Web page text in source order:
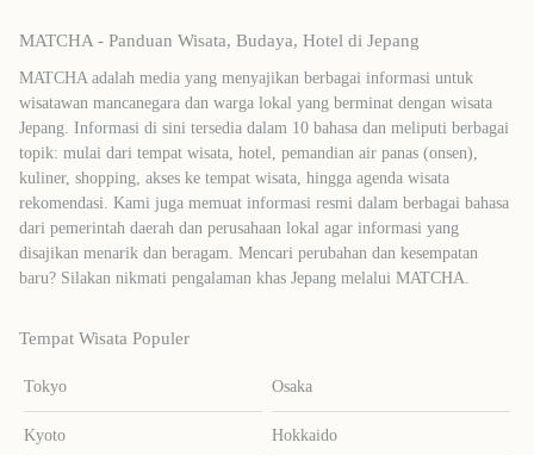
MATCHA - Panduan Wisata, Budaya, Hotel di Jepang
MATCHA adalah media yang menyajikan berbagai informasi untuk
wisatawan mancanegara dan warga lokal yang berminat dengan wisata
Jepang. Informasi di sini tersedia dalam 10 bahasa dan meliputi berbagai
topik: mulai dari tempat wisata, hotel, pemandian air panas (onsen),
kuliner, shopping, akses ke tempat wisata, hingga agenda wisata
rekomendasi. Kami juga memuat informasi resmi dalam berbagai bahasa
dari pemerintah daerah dan perusahaan lokal agar informasi yang
disajikan menarik dan beragam. Mencari perubahan dan kesempatan
baru? Silakan nikmati pengalaman khas Jepang melalui MATCHA.
Tempat Wisata Populer
Tokyo Osaka
Kyoto Hokkaido